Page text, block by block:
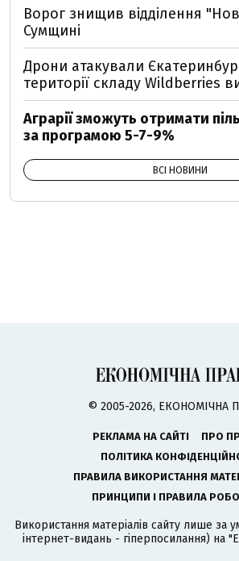
Ворог знищив відділення
Сумщині
Дрони атакували
території складу Wildberries
Аграрії зможуть отримати
за програмою 5-7-9%
ВСІ НОВИНИ
© 2005-2026, ЕКОНОМІЧНА
РЕКЛАМА НА САЙТІ
ПРО
ПОЛІТИКА
ПРАВИЛА ВИКОРИСТАННЯ
ПРИНЦИПИ І ПРАВИЛА
Використання матеріалів сайту лише за
інтернет-видань - гіперпосилання) на